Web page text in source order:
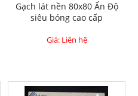
Gạch lát nền 80x80 Ấn Độ
siêu bóng cao cấp
Giá: Liên hệ